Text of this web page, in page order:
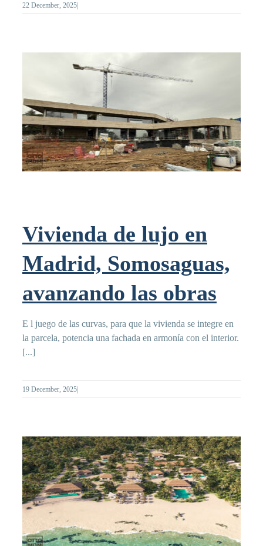
22 December, 2025
Vivienda de lujo en
Madrid, Somosaguas,
avanzando las obras
E l juego de las curvas, para que la vivienda se integre en
la parcela, potencia una fachada en armonía con el interior.
[...]
19 December, 2025